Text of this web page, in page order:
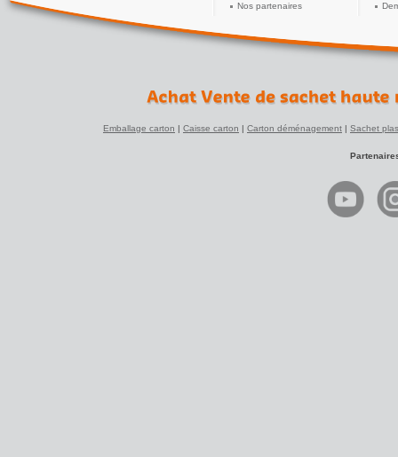
Nos partenaires
Emballage carton | Caisse carton | Carton déménagement | Sachet